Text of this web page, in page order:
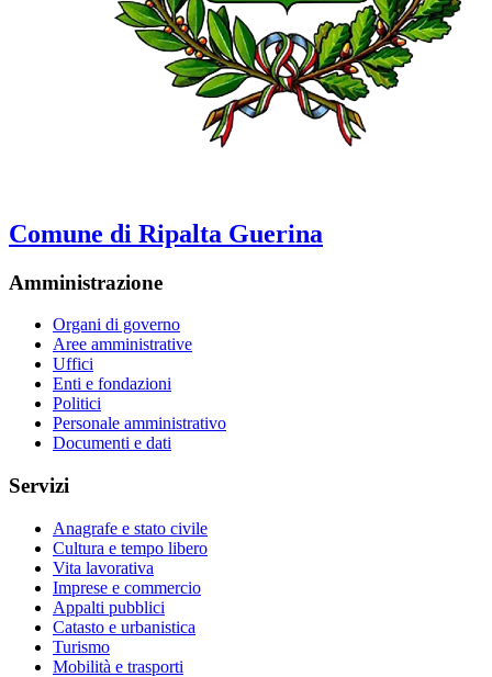
Comune di Ripalta Guerina
Amministrazione
Organi di governo
Aree amministrative
Uffici
Enti e fondazioni
Politici
Personale amministrativo
Documenti e dati
Servizi
Anagrafe e stato civile
Cultura e tempo libero
Vita lavorativa
Imprese e commercio
Appalti pubblici
Catasto e urbanistica
Turismo
Mobilità e trasporti